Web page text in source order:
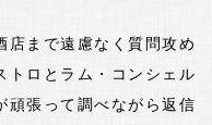
店まで遠慮なく質問攻め
トロとラム・コンシェル
頑張って調べながら返信